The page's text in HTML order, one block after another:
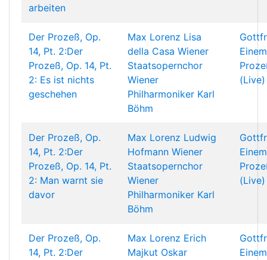
arbeiten
Der Prozeß, Op.
14, Pt. 2:Der
Prozeß, Op. 14, Pt.
2: Es ist nichts
geschehen
Max Lorenz Lisa
della Casa Wiener
Staatsopernchor
Wiener
Philharmoniker Karl
Böhm
(Live)
Der Prozeß, Op.
14, Pt. 2:Der
Prozeß, Op. 14, Pt.
2: Man warnt sie
davor
Max Lorenz Ludwig
Hofmann Wiener
Staatsopernchor
Wiener
Philharmoniker Karl
Böhm
(Live)
Der Prozeß, Op.
14, Pt. 2:Der
Max Lorenz Erich
Majkut Oskar